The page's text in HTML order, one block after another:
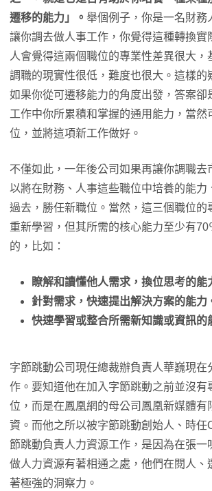
遷移的能力」。 舉個例子，你是一名財務
讓你調去做人事工作，你覺得這種轉換實
人會覺得這兩個職位的專業性差異很大，
調職的現實性很低，難度也很大。這樣的
如果你從可遷移能力的角度出發，答案卻
工作中你所累積和掌握的通用能力，當然
位，並將這項新工作做好。
不僅如此，一年後公司如果再讓你調職去
以將在財務、人事這些職位中培養的能力
過去，勝任新職位。當然，這三個職位的
重新學習，但其所需的核心能力至少有
的，比如：
瞭解和讀懂他人需求，換位思考的能
針對需求，快速提出解決方案的能力
快速學習或整合所需新知識或資訊的
字節跳動公司現任總裁辦負責人華巍現在
作。要知道他在加入字節跳動之前並沒有
位，而是在鳳凰網的母公司鳳凰新媒體有
資。而他之所以被字節跳動創始人、時任
節跳動負責人力資源工作，是因為在張一
做人力資源有著相通之處，他們在閱人、
著極強的洞察力。